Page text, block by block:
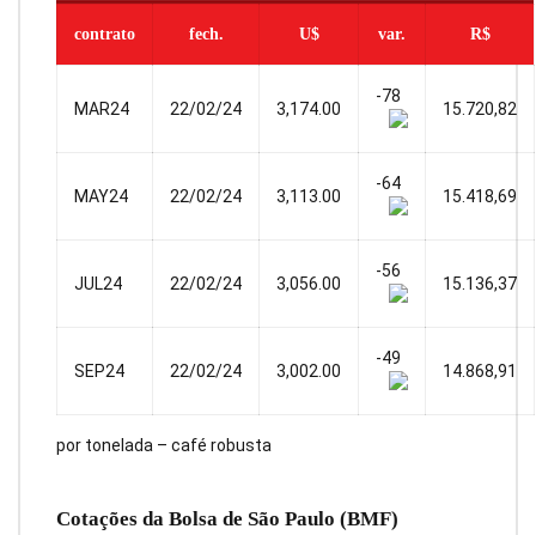
contrato fech. U$ var. R$
MAR24 22/02/24 3,174.00
-78
15.720,82
MAY24 22/02/24 3,113.00
-64
15.418,69
JUL24 22/02/24 3,056.00
-56
15.136,37
SEP24 22/02/24 3,002.00
-49
14.868,91
por tonelada – café robusta
Cotações da Bolsa de São Paulo (BMF)